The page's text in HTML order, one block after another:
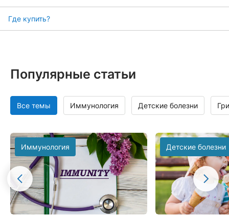
Где купить?
Популярные статьи
Все темы Иммунология Детские болезни
Иммунология Детские болезни